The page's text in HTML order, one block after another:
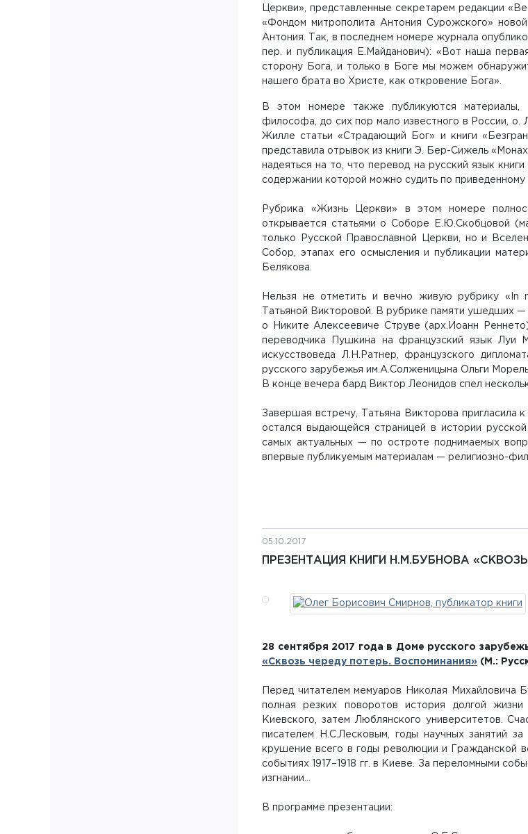
Церкви», представленные секретарем редакции
«Фондом митрополита Антония Сурожского» новой
Антония. Так, в последнем номере журнала
пер. и публикация Е.Майданович): «Вот наша
сторону Бога, и только в Боге мы можем
нашего брата во Христе, как откровение Бога».
В этом номере также публикуются материалы,
философа, до сих пор мало известного в России, о.
Жилле статьи «Страдающий Бог» и книги
представила отрывок из книги Э. Бер-Сижель
надеяться на то, что перевод на русский язык
содержании которой можно судить по
Рубрика «Жизнь Церкви» в этом номере
открывается статьями о Соборе Е.Ю.Скобцовой
только Русской Православной Церкви, но и
Собор, этапах его осмысления и публикации
Белякова.
Нельзя не отметить и вечно живую рубрику «In
Татьяной Викторовой. В рубрике памяти ушедших
о Никите Алексеевиче Струве (арх.Иоанн
переводчика Пушкина на французский язык Луи
искусствоведа Л.Н.Ратнер, французского
русского зарубежья им.А.Солженицына Ольги
В конце вечера бард Виктор Леонидов спел
Завершая встречу, Татьяна Викторова
остался выдающейся страницей в истории
самых актуальных — по остроте поднимаемых
впервые публикуемым материалам — религиозно-
05.10.2017
ПРЕЗЕНТАЦИЯ КНИГИ Н.М.БУБНОВА
28 сентября 2017 года в Доме русского
«Сквозь череду потерь. Воспоминания» (М.:
Перед читателем мемуаров Николая Михайловича
полная резких поворотов история долгой
Киевского, затем Люблянского университетов.
писателем Н.С.Лесковым, годы научных занятий
крушение всего в годы революции и Гражданской
событиях 1917–1918 гг. в Киеве. За переломными
изгнании...
В программе презентации: